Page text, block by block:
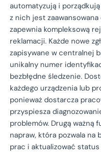
automatyzują i
z nich jest
zapewnia kompleksową
reklamacji. Każde nowe
zapisywane w centralnej
unikalny numer
bezbłędne śledzenie.
każdego urządzenia lub
ponieważ dostarcza
przyspiesza
problemów. Drugą ważną
napraw, która pozwala
prac i aktualizować status